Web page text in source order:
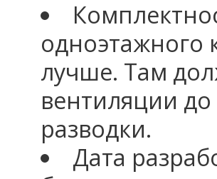
одноэтажного
лучше. Там
вентиляции
разводки.
Дата